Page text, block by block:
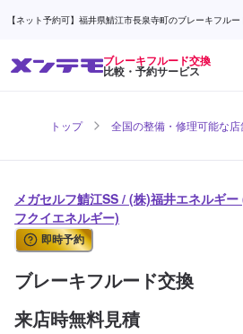
【ネット予約可】福井県鯖江市長泉寺町のブレーキフル
ブレーキフルード交換
比較・予約サービス
トップ 全国の整備・修理可能な店
メガセルフ鯖江SS / (株)福井エネルギ
フクイエネルギー)
即時予約
ブレーキフルード交換
来店時無料見積